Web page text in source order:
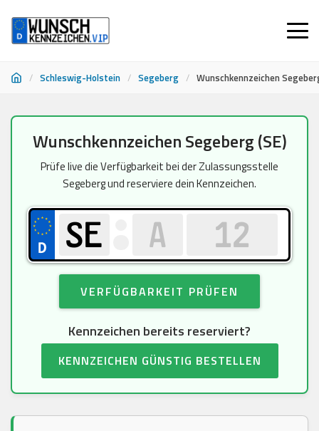
/ Schleswig-Holstein / Segeberg / Wunschkennzeichen
Inhalt
springen
Wunschkennzeichen Segeberg (SE)
Prüfe live die Verfügbarkeit bei der Zulassungsstelle
Segeberg und reserviere dein Kennzeichen.
VERFÜGBARKEIT PRÜFEN
Kennzeichen bereits reserviert?
KENNZEICHEN GÜNSTIG BESTELLEN